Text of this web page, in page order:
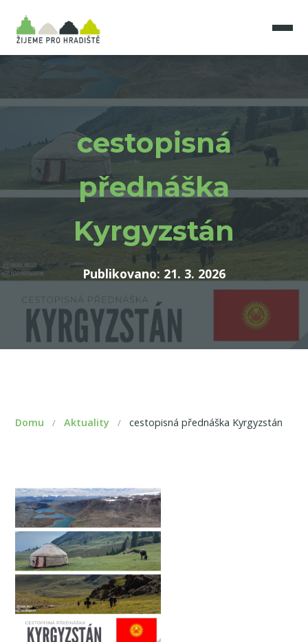
cestopisná
přednáška
Kyrgyzstán
Publikovano: 21. 3. 2026
Domu / Aktuality / cestopisná přednáška Kyrgyzstán